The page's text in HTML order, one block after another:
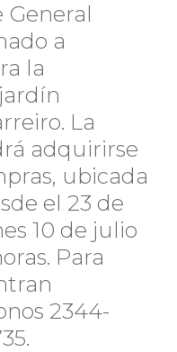
a
la
La
adquirirse
ubicada
el 23 de
10 de julio
Para
2344-